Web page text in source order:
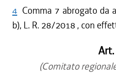
4 Comma 7 abrogato da
b), L. R. 28/2018 , con
(Comitato